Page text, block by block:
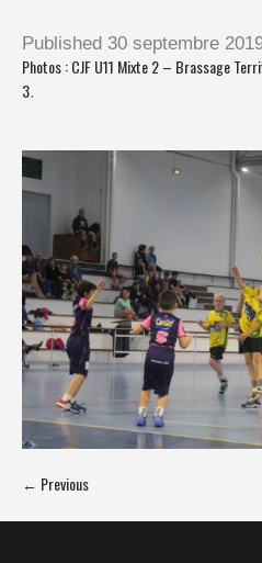
Published 30 septembre
Photos : CJF U11 Mixte 2 – Brassage
3.
← Previous